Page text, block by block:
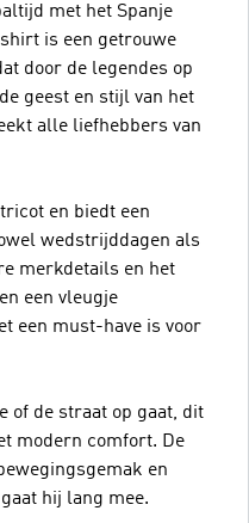
met het Spanje
is een getrouwe
door de legendes op
geest en stijl van het
alle liefhebbers van
en biedt een
wedstrijddagen als
merkdetails en het
een vleugje
een must-have is voor
of de straat op gaat, dit
modern comfort. De
en
hij lang mee.